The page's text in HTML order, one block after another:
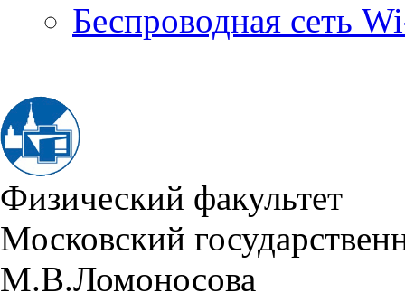
Беспроводная сеть
Физический факультет
Московский
М.В.Ломоносова